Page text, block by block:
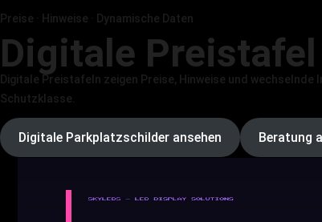
Preise · Hinweise · Dynamische Daten
Digitale
Digitale Preistafeln zeigen Preise, Hinweise und
Schutzklasse.
Digitale Parkplatzschilder ansehen Beratung